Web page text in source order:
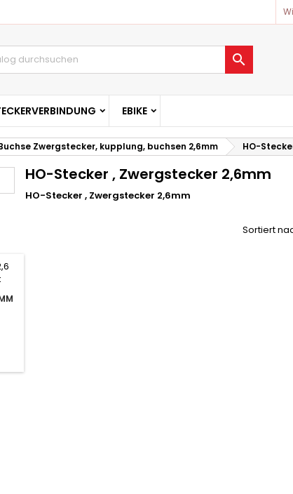

EBIKE
Zwergstecker, kupplung, buchsen 2,6mm HO-
HO-Stecker , Zwergstecker 2,6mm
HO-Stecker , Zwergstecker 2,6mm
Sortiert